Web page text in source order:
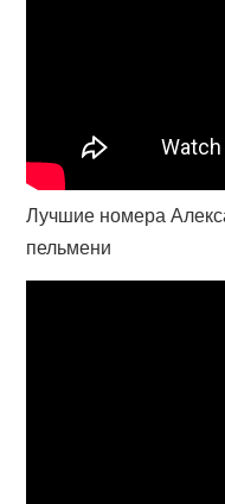
Лучшие номера
пельмени